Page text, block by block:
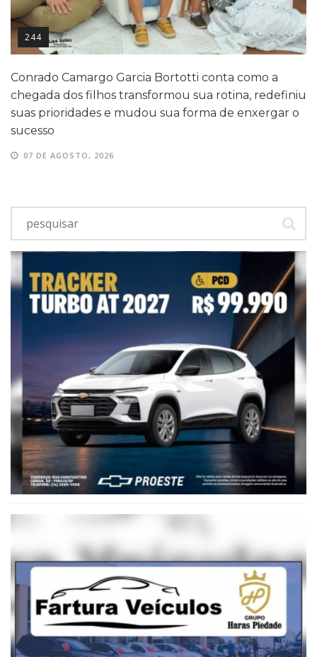
244
Conrado Camargo Garcia Bortotti conta como a
chegada dos filhos transformou sua rotina, redefiniu
suas prioridades e mudou sua forma de enxergar o
sucesso
07 DE AGOSTO, 2026